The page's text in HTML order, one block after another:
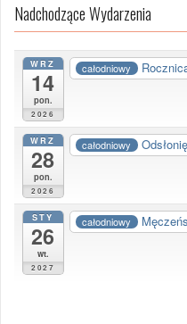
Nadchodzące Wydarzenia
WRZ
14
pon.
2026
całodniowy
WRZ
28
pon.
2026
całodniowy
STY
26
wt.
2027
całodniowy